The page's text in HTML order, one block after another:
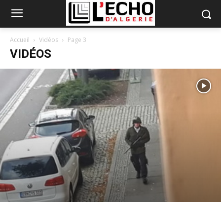
Accueil Vidéos Page 3
VIDÉOS